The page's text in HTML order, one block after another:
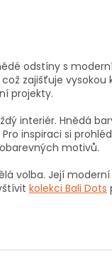
odstíny s
což zajišťuje vysokou
projekty.
interiér. Hnědá
inspiraci si
motivů.
volba. Její
kolekci Bali Dots